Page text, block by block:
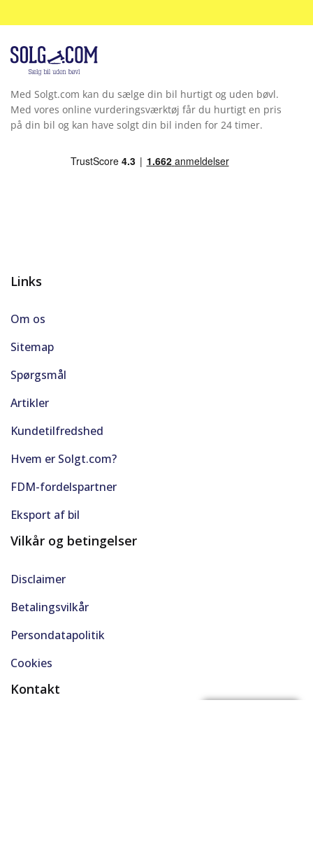
Med Solgt.com kan du sælge din bil hurtigt og uden bøvl.
Med vores online vurderingsværktøj får du hurtigt en pris
på din bil og kan have solgt din bil inden for 24 timer.
Links
Om os
Sitemap
Spørgsmål
Artikler
Kundetilfredshed
Hvem er Solgt.com?
FDM-fordelspartner
Eksport af bil
Vilkår og betingelser
Disclaimer
Betalingsvilkår
Persondatapolitik
Cookies
Kontakt